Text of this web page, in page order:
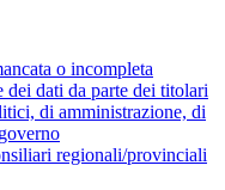
o incompleta
dei dati da parte dei titolari
di amministrazione, di
regionali/provinciali